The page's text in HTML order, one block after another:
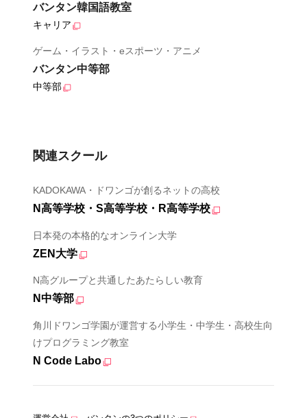
バンタン韓国語教室
キャリア
ゲーム・イラスト・eスポーツ・アニメ
バンタン中等部
中等部
関連スクール
KADOKAWA・ドワンゴが創るネットの高校
N高等学校・S高等学校・R高等学校
日本発の本格的なオンライン大学
ZEN大学
N高グループと共通したあたらしい教育
N中等部
角川ドワンゴ学園が運営する小学生・中学生・高校生向
けプログラミング教室
N Code Labo